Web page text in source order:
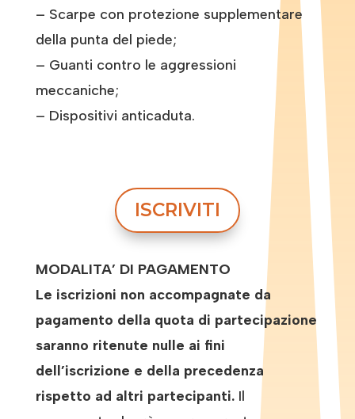
– Scarpe con protezione supplementare
della punta del piede;
– Guanti contro le aggressioni
meccaniche;
– Dispositivi anticaduta.
ISCRIVITI
MODALITA’ DI PAGAMENTO
Le iscrizioni non accompagnate da
pagamento della quota di partecipazione
saranno ritenute nulle ai fini
dell’iscrizione e della precedenza
rispetto ad altri partecipanti. Il